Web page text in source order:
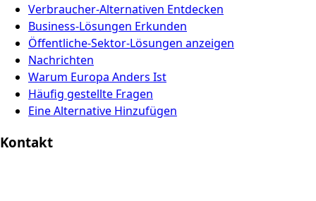
Verbraucher-Alternativen Entdecken
Business-Lösungen Erkunden
Öffentliche-Sektor-Lösungen anzeigen
Nachrichten
Warum Europa Anders Ist
Häufig gestellte Fragen
Eine Alternative Hinzufügen
Kontakt